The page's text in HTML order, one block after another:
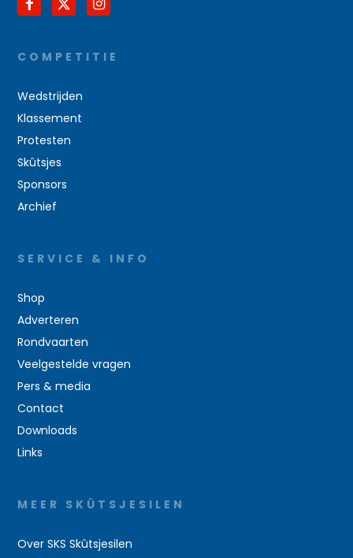
COMPETITIE
Wedstrijden
Klassement
Protesten
Skûtsjes
Sponsors
Archief
SERVICE & INFO
Shop
Adverteren
Rondvaarten
Veelgestelde vragen
Pers & media
Contact
Downloads
Links
MEER SKÛTSJESILEN
Over SKS Skûtsjesilen